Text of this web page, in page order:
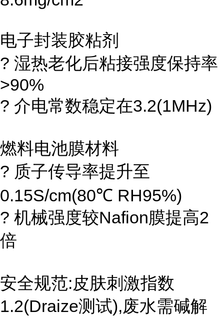
电子封装胶粘剂
? 湿热老化后粘接强度保持率
>90%
? 介电常数稳定在3.2(1MHz)
燃料电池膜材料
? 质子传导率提升至
0.15S/cm(80℃ RH95%)
? 机械强度较Nafion膜提高2
倍
安全规范:皮肤刺激指数
1.2(Draize测试),废水需碱解